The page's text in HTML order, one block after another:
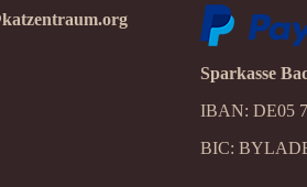
Sparkasse
IBAN: DE05
BIC: